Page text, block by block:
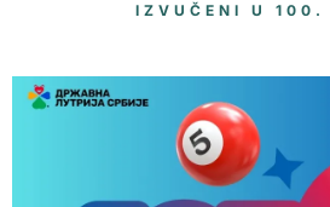
IZVUČENI U 100.